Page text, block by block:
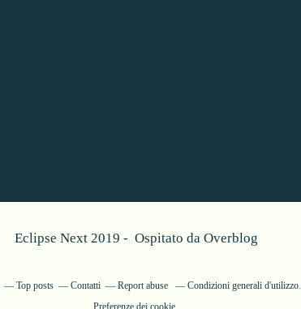
Eclipse Next 2019 - Ospitato da Overblog
Top posts Contatti Report abuse Condizioni generali d'utilizzo.
Preferenze dei cookie